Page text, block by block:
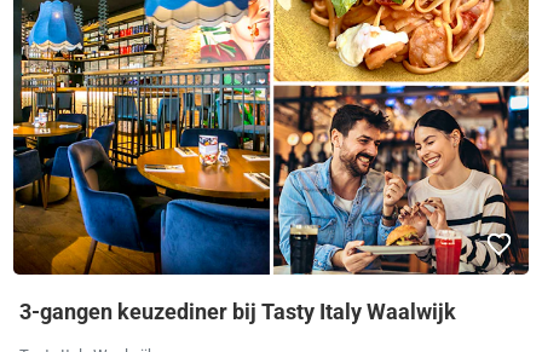
3-gangen keuzediner bij Tasty Italy Waalwijk